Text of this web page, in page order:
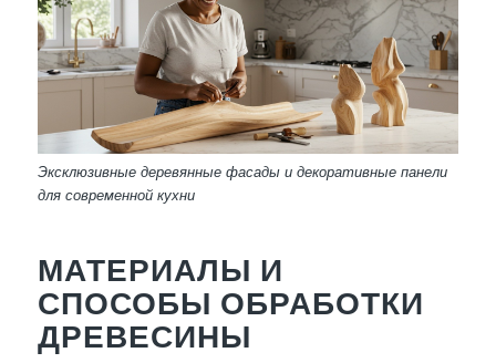
Эксклюзивные деревянные фасады и декоративные панели
для современной кухни
МАТЕРИАЛЫ И
СПОСОБЫ ОБРАБОТКИ
ДРЕВЕСИНЫ